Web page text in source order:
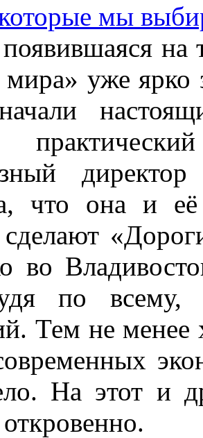
мы
на
уже ярко
что она и
во
по всему,
Тем не менее
На этот и